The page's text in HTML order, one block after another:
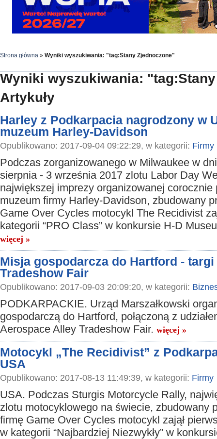
Strona główna » Wyniki wyszukiwania: "tag:Stany Zjednoczone"
Wyniki wyszukiwania:
Artykuły
Harley z Podkarpacia nagrodzony w
muzeum Harley-Davidson
Opublikowano: 2017-09-04 09:22:29, w kategorii: Firmy
Podczas zorganizowanego w Milwaukee w
sierpnia - 3 września 2017 zlotu Labor Day
największej imprezy organizowanej corocznie
muzeum firmy Harley-Davidson, zbudowany
Game Over Cycles motocykl The Recidivist
kategorii “PRO Class” w konkursie H-D
więcej »
Misja gospodarcza do Hartford -
Tradeshow Fair
Opublikowano: 2017-09-03 20:09:20, w kategorii:
PODKARPACKIE. Urząd Marszałkowski
gospodarczą do Hartford, połączoną z
Aerospace Alley Tradeshow Fair. więcej »
Motocykl „The Recidivist” z
USA
Opublikowano: 2017-08-13 11:49:39, w kategorii: Firmy
USA. Podczas Sturgis Motorcycle Rally,
zlotu motocyklowego na świecie, zbudowany
firmę Game Over Cycles motocykl zajął
w kategorii “Najbardziej Niezwykły” w